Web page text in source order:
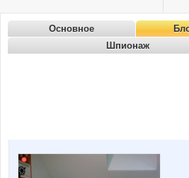
Основное
Шпионаж